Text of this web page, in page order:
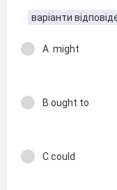
варіанти
A might
B ought to
C could